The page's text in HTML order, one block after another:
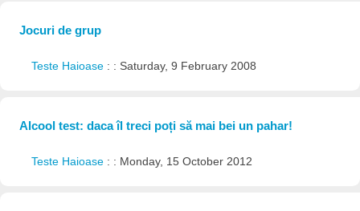
Jocuri de grup
Teste Haioase : : Saturday, 9 February 2008
Alcool test: daca îl treci poți să mai bei un pahar!
Teste Haioase : : Monday, 15 October 2012